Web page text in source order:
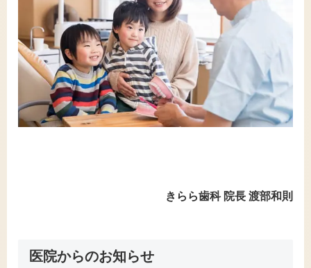
きらら歯科 院長 渡部和則
医院からのお知らせ